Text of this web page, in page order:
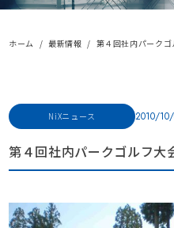
ホーム 最新情報 第４回社内パークゴ
NiXニュース 2010/
第４回社内パークゴルフ大